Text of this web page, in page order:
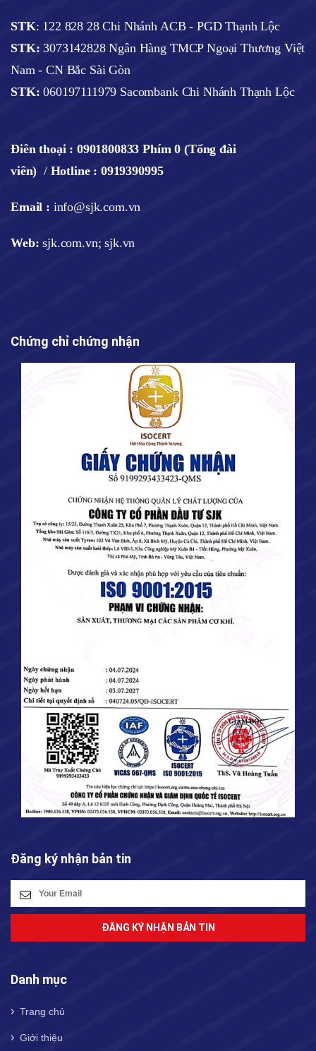
STK: 122 828 28 Chi Nhánh ACB - PGD Thạnh Lộc
STK: 3073142828 Ngân Hàng TMCP Ngoại Thương Việt
Nam - CN Bắc Sài Gòn
STK:060197111979 Sacombank Chi Nhánh Thạnh Lộc
Điên thoại : 0901800833 Phím 0 (Tổng đài
viên) / Hotline : 0919390995
Email : info@sjk.com.vn
Web: sjk.com.vn; sjk.vn
Chứng chỉ chứng nhận
Đăng ký nhận bản tin
ĐĂNG KÝ NHẬN BẢN TIN
Danh mục
Trang chủ
Giới thiệu